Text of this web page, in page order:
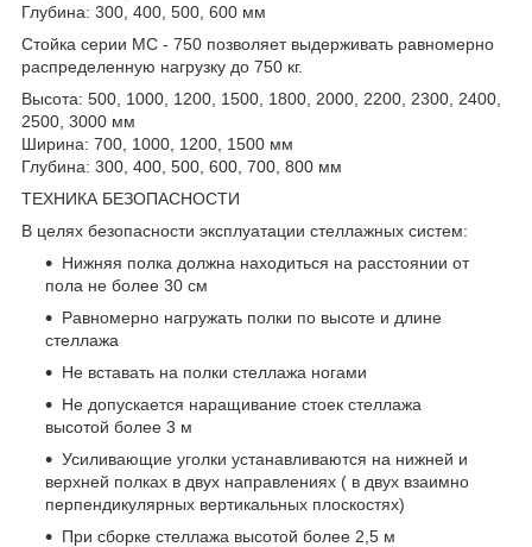
Глубина: 300, 400, 500, 600 мм
Стойка серии МС - 750 позволяет выдерживать равномерно
распределенную нагрузку до 750 кг.
Высота: 500, 1000, 1200, 1500, 1800, 2000, 2200, 2300, 2400,
2500, 3000 мм
Ширина: 700, 1000, 1200, 1500 мм
Глубина: 300, 400, 500, 600, 700, 800 мм
ТЕХНИКА БЕЗОПАСНОСТИ
В целях безопасности эксплуатации стеллажных систем:
Нижняя полка должна находиться на расстоянии от
пола не более 30 см
Равномерно нагружать полки по высоте и длине
стеллажа
Не вставать на полки стеллажа ногами
Не допускается наращивание стоек стеллажа
высотой более 3 м
Усиливающие уголки устанавливаются на нижней и
верхней полках в двух направлениях ( в двух взаимно
перпендикулярных вертикальных плоскостях)
При сборке стеллажа высотой более 2,5 м